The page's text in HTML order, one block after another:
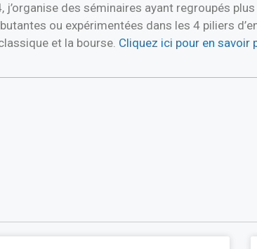
des séminaires ayant regroupés
ou expérimentées dans les 4 piliers
et la bourse. Cliquez ici pour en savoir